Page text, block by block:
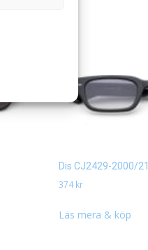
Dis CJ2429-2000/21
374kr
Läs mera & köp